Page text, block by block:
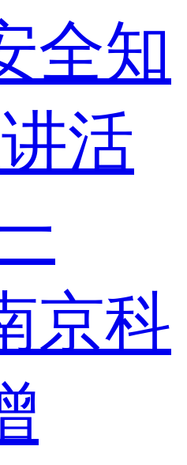
全知
活
京科